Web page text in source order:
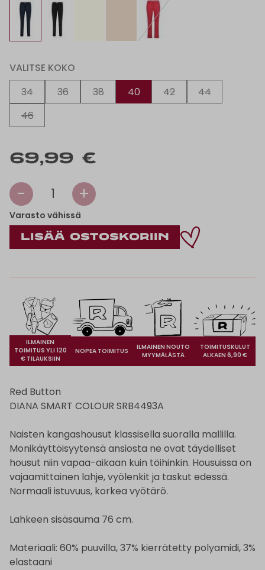
VALITSE KOKO
34
36 38 40 42
44
46
69,99 €
- 1 +
Varasto vähissä
ILMAINEN
TOIMITUS YLI 120
€ TILAUKSIIN
NOPEA TOIMITUS
ILMAINEN NOUTO
MYYMÄLÄSTÄ
TOIMITUSKULUT
ALKAEN 6,90 €
Red Button
DIANA SMART COLOUR SRB4493A
Naisten kangashousut klassisella suoralla mallilla.
Monikäyttöisyytensä ansiosta ne ovat täydelliset
housut niin vapaa-aikaan kuin töihinkin. Housuissa on
vajaamittainen lahje, vyölenkit ja taskut edessä.
Normaali istuvuus, korkea vyötärö.
Lahkeen sisäsauma 76 cm.
Materiaali: 60% puuvilla, 37% kierrätetty polyamidi, 3%
elastaani